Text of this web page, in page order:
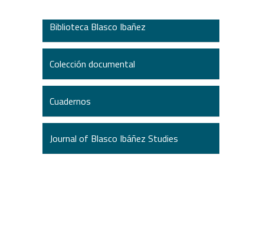
Biblioteca Blasco Ibañez
Colección documental
Cuadernos
Journal of Blasco Ibáñez Studies